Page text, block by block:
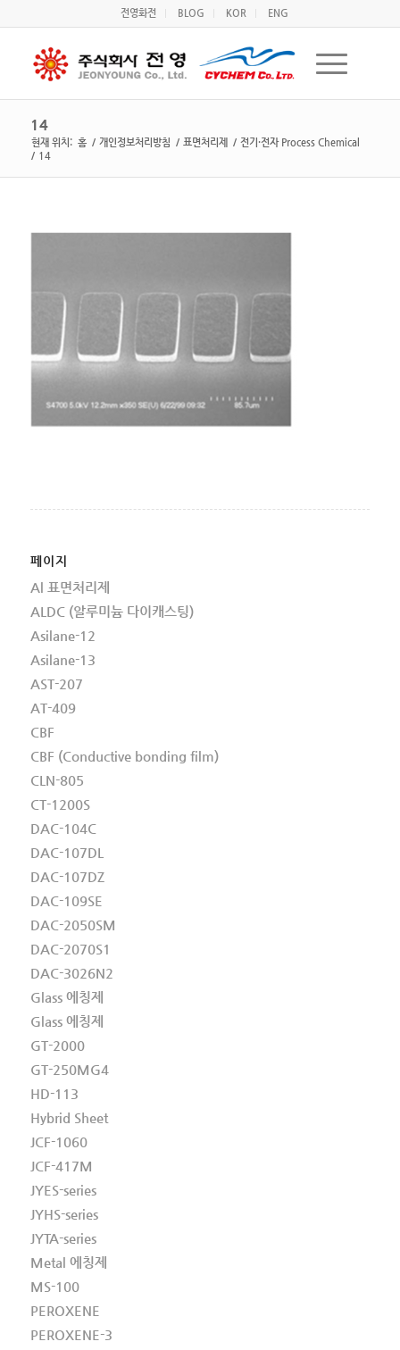
전영화전 BLOG KOR ENG
14
현재 위치: 홈 / 개인정보처리방침 / 표면처리제 / 전기·전자 Process Chemical
/ 14
페이지
Al 표면처리제
ALDC (알루미늄 다이캐스팅)
Asilane-12
Asilane-13
AST-207
AT-409
CBF
CBF (Conductive bonding film)
CLN-805
CT-1200S
DAC-104C
DAC-107DL
DAC-107DZ
DAC-109SE
DAC-2050SM
DAC-2070S1
DAC-3026N2
Glass 에칭제
Glass 에칭제
GT-2000
GT-250MG4
HD-113
Hybrid Sheet
JCF-1060
JCF-417M
JYES-series
JYHS-series
JYTA-series
Metal 에칭제
MS-100
PEROXENE
PEROXENE-3